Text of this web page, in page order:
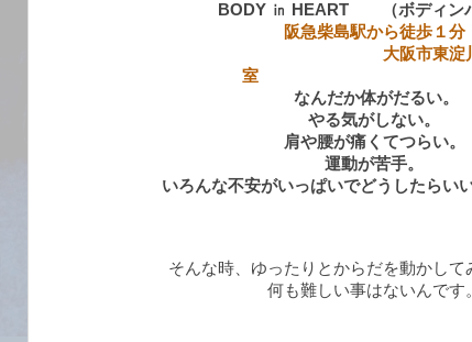
BODY ㏌ HEART （ボディン
阪急柴島駅から徒歩１分
大阪市東淀川区柴島
室
なんだか体がだるい。
やる気がしない。
肩や腰が痛くてつらい。
運動が苦手。
いろんな不安がいっぱいでどうしたらい
そんな時、ゆったりとからだを動かして
何も難しい事はないんです